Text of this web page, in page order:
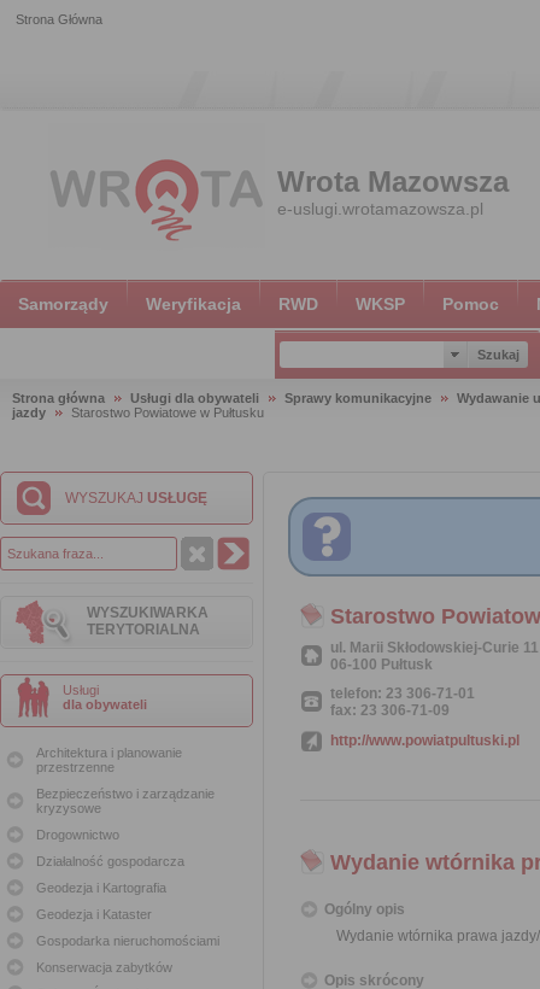
Strona Główna
Wrota Mazowsza
e-uslugi.wrotamazowsza.pl
Samorządy Weryfikacja RWD WKSP Pomoc
Strona główna Usługi dla obywateli Sprawy komunikacyjne
Wydawanie
jazdy
Starostwo Powiatowe w Pułtusku
WYSZUKAJ USŁUGĘ
WYSZUKIWARKA
TERYTORIALNA
Usługi
dla obywateli
Architektura i planowanie
przestrzenne
Bezpieczeństwo i zarządzanie
kryzysowe
Drogownictwo
Działalność gospodarcza
Geodezja i Kartografia
Geodezja i Kataster
Gospodarka nieruchomościami
Konserwacja zabytków
Starostwo
ul. Marii Skłodowskiej-Curie 11
06-100 Pułtusk
telefon: 23 306-71-01
fax: 23 306-71-09
http://www.powiatpultuski.pl
Wydanie wtórnika
Ogólny opis
Wydanie wtórnika prawa
Opis skrócony